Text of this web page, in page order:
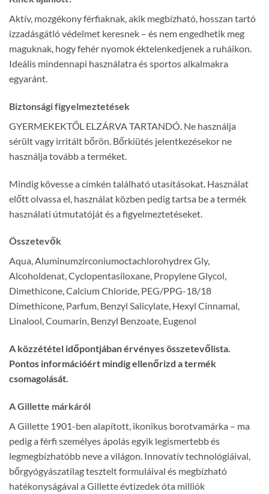
Aktív, mozgékony férfiaknak, akik megbízható, hosszan tartó
izzadásgátló védelmet keresnek – és nem engedhetik meg
maguknak, hogy fehér nyomok éktelenkedjenek a ruháikon.
Ideális mindennapi használatra és sportos alkalmakra
egyaránt.
Biztonsági figyelmeztetések
GYERMEKEKTŐL ELZÁRVA TARTANDÓ. Ne használja
sérült vagy irritált bőrön. Bőrkiütés jelentkezésekor ne
használja tovább a terméket.
Mindig kövesse a címkén található utasításokat. Használat
előtt olvassa el, használat közben pedig tartsa be a termék
használati útmutatóját és a figyelmeztetéseket.
Összetevők
Aqua, Aluminumzirconiumoctachlorohydrex Gly,
Alcoholdenat, Cyclopentasiloxane, Propylene Glycol,
Dimethicone, Calcium Chloride, PEG/PPG-18/18
Dimethicone, Parfum, Benzyl Salicylate, Hexyl Cinnamal,
Linalool, Coumarin, Benzyl Benzoate, Eugenol
A közzététel időpontjában érvényes összetevőlista.
Pontos információért mindig ellenőrizd a termék
csomagolását.
A Gillette márkáról
A Gillette 1901-ben alapított, ikonikus borotvamárka – ma
pedig a férfi személyes ápolás egyik legismertebb és
legmegbízhatóbb neve a világon. Innovatív technológiáival,
bőrgyógyászatilag tesztelt formuláival és megbízható
hatékonyságával a Gillette évtizedek óta milliók